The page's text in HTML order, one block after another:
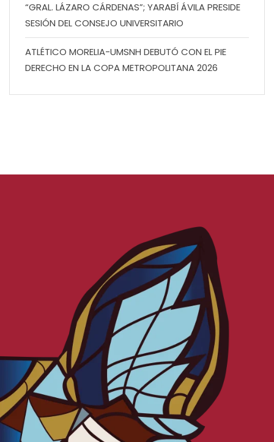
“GRAL. LÁZARO CÁRDENAS”; YARABÍ ÁVILA PRESIDE
SESIÓN DEL CONSEJO UNIVERSITARIO
ATLÉTICO MORELIA-UMSNH DEBUTÓ CON EL PIE
DERECHO EN LA COPA METROPOLITANA 2026